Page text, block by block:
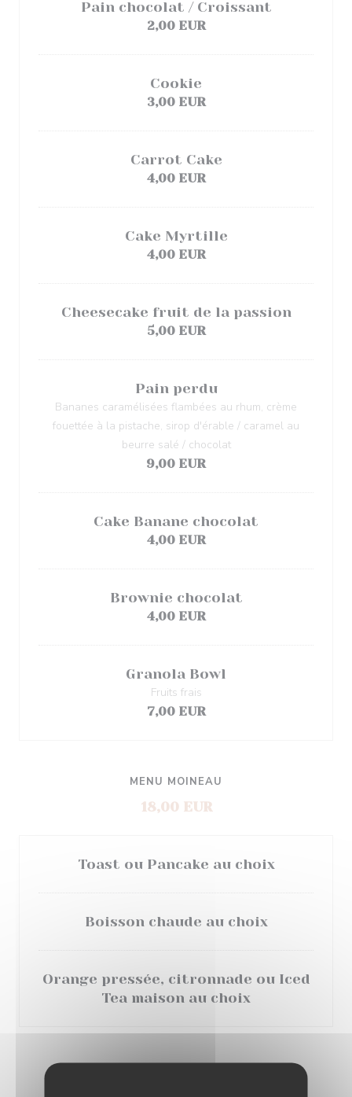
Pain chocolat / Croissant
2,00 EUR
Cookie
3,00 EUR
Carrot Cake
4,00 EUR
Cake Myrtille
4,00 EUR
Cheesecake fruit de la passion
5,00 EUR
Pain perdu
Bananes caramélisées flambées au rhum, crème
fouettée à la pistache, sirop d'érable / caramel au
beurre salé / chocolat
9,00 EUR
Cake Banane chocolat
4,00 EUR
Brownie chocolat
4,00 EUR
Granola Bowl
Fruits frais
7,00 EUR
MENU MOINEAU
18,00 EUR
Toast ou Pancake au choix
Boisson chaude au choix
Orange pressée, citronnade ou Iced
Tea maison au choix
MENU GOURMAND